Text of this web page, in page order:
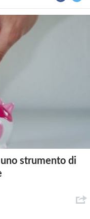
uno strumento di